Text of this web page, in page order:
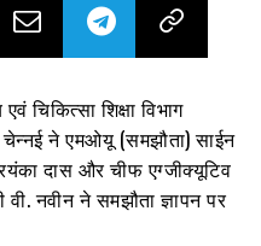
चिकित्सा शिक्षा विभाग
ने एमओयू (समझौता) साईन
दास और चीफ एग्जीक्यूटिव
नवीन ने समझौता ज्ञापन पर